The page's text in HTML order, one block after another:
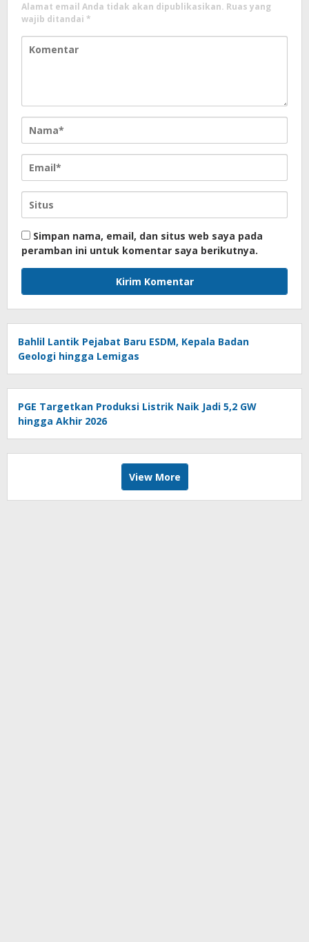
Alamat email Anda tidak akan dipublikasikan. Ruas yang
wajib ditandai *
Simpan nama, email, dan situs web saya pada
peramban ini untuk komentar saya berikutnya.
Bahlil Lantik Pejabat Baru ESDM, Kepala Badan
Geologi hingga Lemigas
PGE Targetkan Produksi Listrik Naik Jadi 5,2 GW
hingga Akhir 2026
View More